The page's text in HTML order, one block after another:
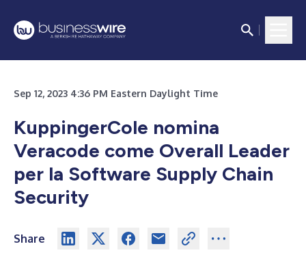
Sep 12, 2023 4:36 PM Eastern Daylight Time
KuppingerCole nomina
Veracode come Overall Leader
per la Software Supply Chain
Security
Share